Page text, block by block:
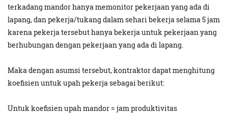
terkadang mandor hanya memonitor pekerjaan yang ada di
lapang, dan pekerja/tukang dalam sehari bekerja selama 5 jam
karena pekerja tersebut hanya bekerja untuk pekerjaan yang
berhubungan dengan pekerjaan yang ada di lapang.
Maka dengan asumsi tersebut, kontraktor dapat menghitung
koefisien untuk upah pekerja sebagai berikut:
Untuk koefisien upah mandor = jam produktivitas